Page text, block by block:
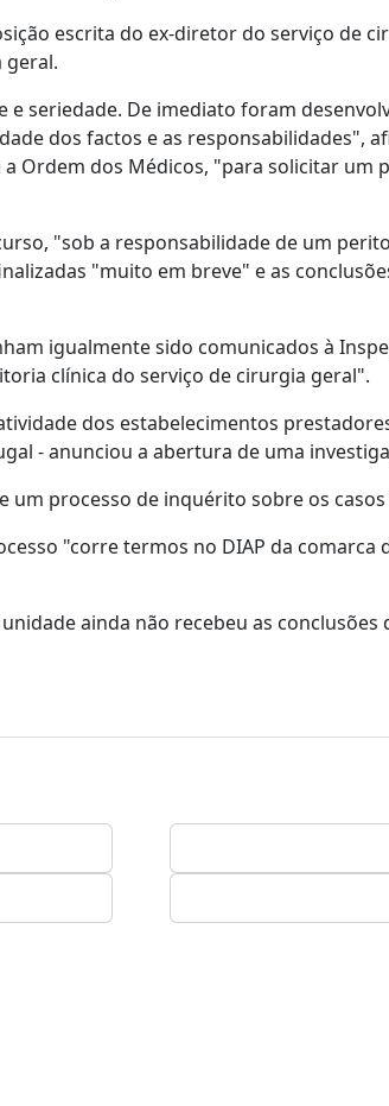
escrita do ex-diretor do serviço de
geral.
seriedade. De imediato foram
dos factos e as responsabilidades",
Ordem dos Médicos, "para solicitar um
"sob a responsabilidade de um
"muito em breve" e as
igualmente sido comunicados à
clínica do serviço de cirurgia geral".
dos estabelecimentos
- anunciou a abertura de uma
processo de inquérito sobre os
"corre termos no DIAP da comarca
ainda não recebeu as conclusões